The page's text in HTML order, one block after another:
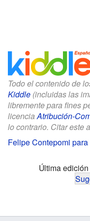
Todo el contenido de
Kiddle (incluidas las
libremente para fines
licenciaAtribución-
lo contrario. Citar este
Felipe Contepomi
Última